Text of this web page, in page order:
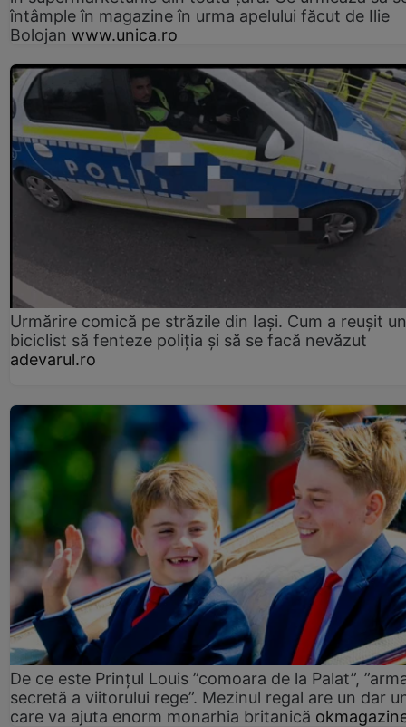
întâmple în magazine în urma apelului făcut de Ilie
Bolojan www.unica.ro
Urmărire comică pe străzile din Iași. Cum a reușit un
biciclist să fenteze poliția și să se facă nevăzut
adevarul.ro
De ce este Prințul Louis ”comoara de la Palat”,
secretă a viitorului rege”. Mezinul regal are un dar
care va ajuta enorm monarhia britanică